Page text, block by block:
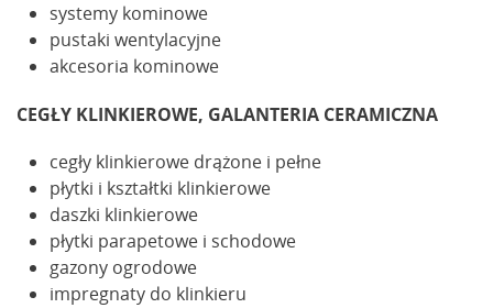
systemy kominowe
pustaki wentylacyjne
akcesoria kominowe
CEGŁY KLINKIEROWE, GALANTERIA CERAMICZNA
cegły klinkierowe drążone i pełne
płytki i kształtki klinkierowe
daszki klinkierowe
płytki parapetowe i schodowe
gazony ogrodowe
impregnaty do klinkieru